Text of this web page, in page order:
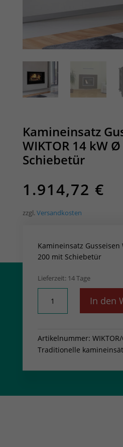
Kamineinsatz
WIKTOR 14 kW
Schiebetür
1.914,72 €
zzgl. Versandkosten
Kamineinsatz Gusseisen
200 mit Schiebetür
Lieferzeit: 14 Tage
Gusseisen
WIKTOR
kW
Ø
mit
Menge
In den
Artikelnummer: WIKTOR/
Traditionelle